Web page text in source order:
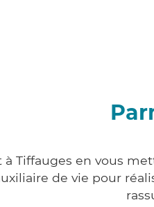
Tiffauges en vous
de vie pour